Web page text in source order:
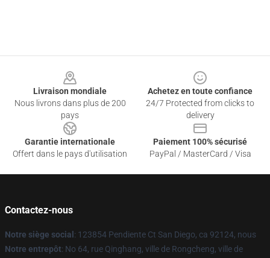
Livraison mondiale
Nous livrons dans plus de 200
pays
Achetez en toute confiance
24/7 Protected from clicks to
delivery
Garantie internationale
Offert dans le pays d'utilisation
Paiement 100% sécurisé
PayPal / MasterCard / Visa
Contactez-nous
Notre siège social : 123854 Pendiente Ct San Diego, ca 92124, nous
Notre entrepôt: No 64, rue Qinghang, ville de Rongcheng, ville de